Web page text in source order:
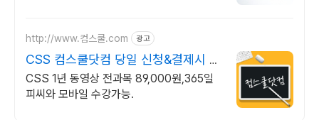
http://www.컴스쿨.com 광고
CSS 컴스쿨닷컴 당일 신청&결제시 기
프티콘!
CSS 1년 동영상 전과목 89,000원,365일
피씨와 모바일 수강가능.